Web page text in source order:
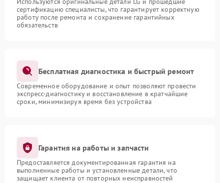
сертификацию специалисты, что гарантирует корректную
работу после ремонта и сохранение гарантийных
обязательств
Бесплатная диагностика и быстрый ремонт
Современное оборудование и опыт позволяют провести
экспресс-диагностику и восстановление в кратчайшие
сроки, минимизируя время без устройства
Гарантия на работы и запчасти
Предоставляется документированная гарантия на
выполненные работы и установленные детали, что
защищает клиента от повторных неисправностей